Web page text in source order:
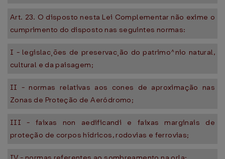
Art. 23. O disposto nesta Lei Complementar não exime o
cumprimento do disposto nas seguintes normas:
I - legislac¸ões de preservac¸ão do patrimo^nio natural,
cultural e da paisagem;
II - normas relativas aos cones de aproximação nas
Zonas de Proteção de Aeródromo;
III - faixas non aedificandi e faixas marginais de
proteção de corpos hídricos, rodovias e ferrovias;